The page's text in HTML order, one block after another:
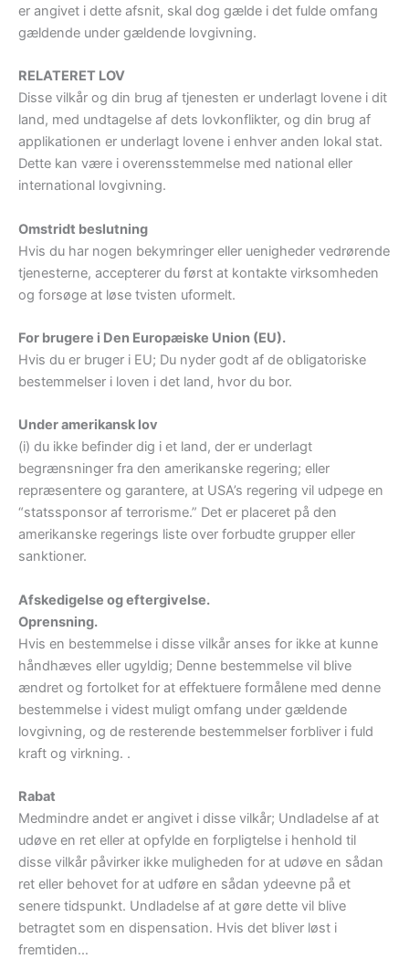
er angivet i dette afsnit, skal dog gælde i det fulde omfang
gældende under gældende lovgivning.
RELATERET LOV
Disse vilkår og din brug af tjenesten er underlagt lovene i dit
land, med undtagelse af dets lovkonflikter, og din brug af
applikationen er underlagt lovene i enhver anden lokal stat.
Dette kan være i overensstemmelse med national eller
international lovgivning.
Omstridt beslutning
Hvis du har nogen bekymringer eller uenigheder vedrørende
tjenesterne, accepterer du først at kontakte virksomheden
og forsøge at løse tvisten uformelt.
For brugere i Den Europæiske Union (EU).
Hvis du er bruger i EU; Du nyder godt af de obligatoriske
bestemmelser i loven i det land, hvor du bor.
Under amerikansk lov
(i) du ikke befinder dig i et land, der er underlagt
begrænsninger fra den amerikanske regering; eller
repræsentere og garantere, at USA’s regering vil udpege en
“statssponsor af terrorisme.” Det er placeret på den
amerikanske regerings liste over forbudte grupper eller
sanktioner.
Afskedigelse og eftergivelse.
Oprensning.
Hvis en bestemmelse i disse vilkår anses for ikke at kunne
håndhæves eller ugyldig; Denne bestemmelse vil blive
ændret og fortolket for at effektuere formålene med denne
bestemmelse i videst muligt omfang under gældende
lovgivning, og de resterende bestemmelser forbliver i fuld
kraft og virkning. .
Rabat
Medmindre andet er angivet i disse vilkår; Undladelse af at
udøve en ret eller at opfylde en forpligtelse i henhold til
disse vilkår påvirker ikke muligheden for at udøve en sådan
ret eller behovet for at udføre en sådan ydeevne på et
senere tidspunkt. Undladelse af at gøre dette vil blive
betragtet som en dispensation. Hvis det bliver løst i
fremtiden…